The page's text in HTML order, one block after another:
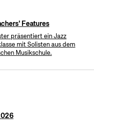
Features
präsentiert ein Jazz
mit Solisten aus dem
Musikschule.